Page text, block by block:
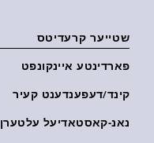
שטייער קרעדיטס
פארדינטע איינקונפט
קינד/דעפענדענט קעיר
נאנ-קאסטאדיעל עלטערן